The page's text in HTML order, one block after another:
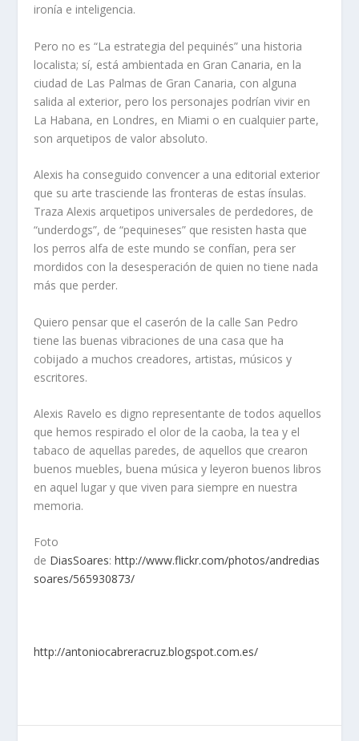
ironía e inteligencia.
Pero no es “La estrategia del pequinés” una historia
localista; sí, está ambientada en Gran Canaria, en la
ciudad de Las Palmas de Gran Canaria, con alguna
salida al exterior, pero los personajes podrían vivir en
La Habana, en Londres, en Miami o en cualquier parte,
son arquetipos de valor absoluto.
Alexis ha conseguido convencer a una editorial exterior
que su arte trasciende las fronteras de estas ínsulas.
Traza Alexis arquetipos universales de perdedores, de
“underdogs”, de “pequineses” que resisten hasta que
los perros alfa de este mundo se confían, pera ser
mordidos con la desesperación de quien no tiene nada
más que perder.
Quiero pensar que el caserón de la calle San Pedro
tiene las buenas vibraciones de una casa que ha
cobijado a muchos creadores, artistas, músicos y
escritores.
Alexis Ravelo es digno representante de todos aquellos
que hemos respirado el olor de la caoba, la tea y el
tabaco de aquellas paredes, de aquellos que crearon
buenos muebles, buena música y leyeron buenos libros
en aquel lugar y que viven para siempre en nuestra
memoria.
Foto
de DiasSoares:http://www.flickr.com/photos/andredias
soares/565930873/
http://antoniocabreracruz.blogspot.com.es/